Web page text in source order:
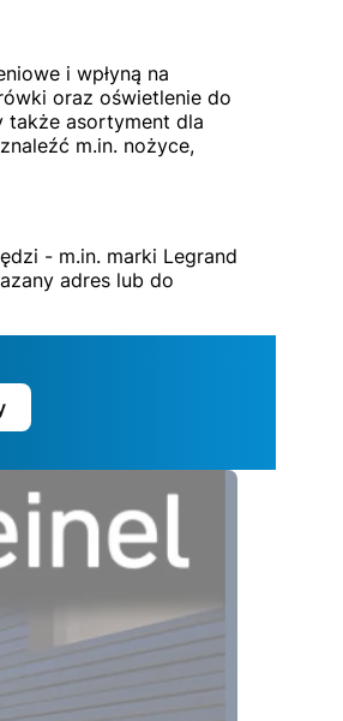
i wpłyną na
oraz oświetlenie do
także asortyment dla
m.in. nożyce,
- m.in. marki Legrand
adres lub do